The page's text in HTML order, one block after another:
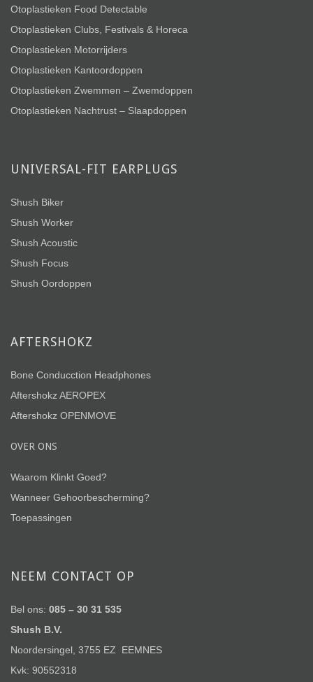
Otoplastieken Food Detectable
Otoplastieken Clubs, Festivals & Horeca
Otoplastieken Motorrijders
Otoplastieken Kantoordoppen
Otoplastieken Zwemmen – Zwemdoppen
Otoplastieken Nachtrust – Slaapdoppen
UNIVERSAL-FIT EARPLUGS
Shush Biker
Shush Worker
Shush Acoustic
Shush Focus
Shush Oordoppen
AFTERSHOKZ
Bone Conducction Headphones
Aftershokz AEROPEX
Aftershokz OPENMOVE
OVER ONS
Waarom Klinkt Goed?
Wanneer Gehoorbescherming?
Toepassingen
NEEM CONTACT OP
Bel ons: 085 – 30 31 535
Shush B.V.
Noordersingel, 3755 EZ EEMNES
Kvk: 90552318